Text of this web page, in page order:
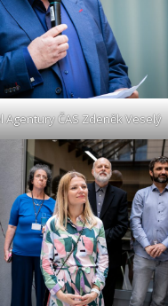
ČAS Zdeněk Veselý